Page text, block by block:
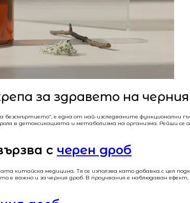
за здравето на
безсмъртието“, е една от най-изследваните
в детоксикацията и метаболизма на организма. Рейши
с черен дроб
китайска медицина. Тя се използва като добавка с цел
е важно и за черния дроб. В проучвания е наблюдаван